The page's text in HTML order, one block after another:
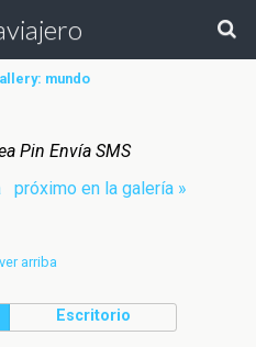
mundo
Pin Envía SMS
próximo en la galería »
arriba
Escritorio